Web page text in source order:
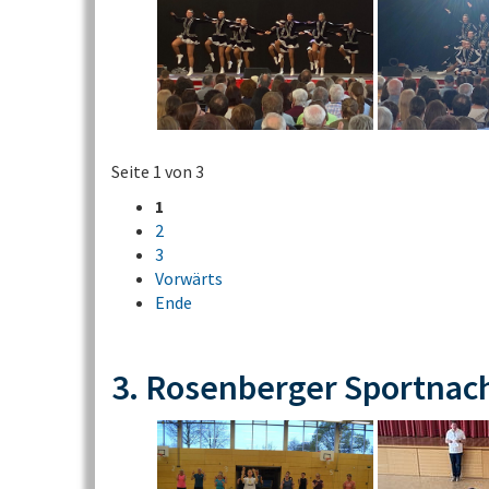
Seite 1 von 3
1
2
3
Vorwärts
Ende
3. Rosenberger